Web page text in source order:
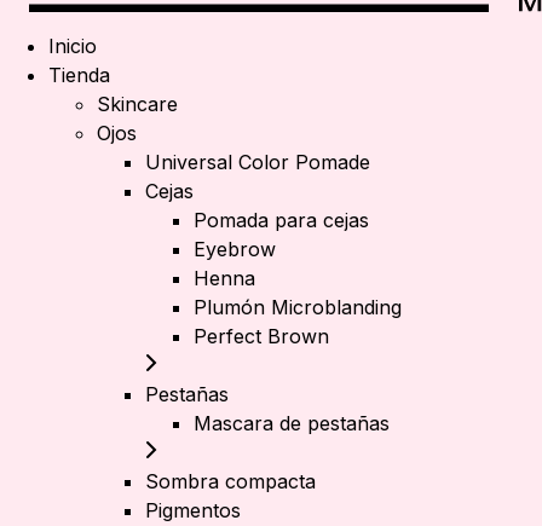
Inicio
Tienda
Skincare
Ojos
Universal Color Pomade
Cejas
Pomada para cejas
Eyebrow
Henna
Plumón Microblanding
Perfect Brown
Pestañas
Mascara de pestañas
Sombra compacta
Pigmentos